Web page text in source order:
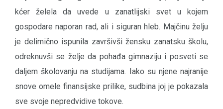
kćer želela da uvede u zanatlijski svet u kojem
gospodare naporan rad, ali i siguran hleb. Majčinu želju
je delimično ispunila završivši žensku zanatsku školu,
odreknuvši se želje da pohađa gimnaziju i posveti se
daljem školovanju na studijama. Iako su njene najranije
snove omele finansijske prilike, sudbina joj je pokazala
sve svoje nepredvidive tokove.